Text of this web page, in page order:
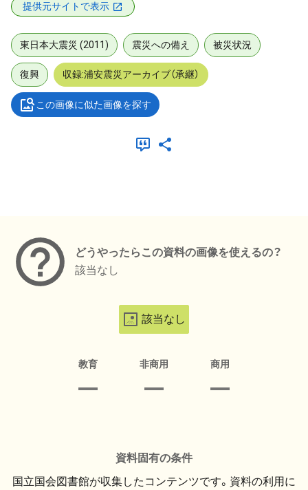
提供元サイトで表示
東日本大震災 (2011) 震災への備え 被災状況
復興 収録:浦安震災アーカイブ（承継）
この画像に似た画像を探す
どうやったらこの資料の画像を使えるの？
該当なし
該当なし
教育 非商用 商用
資料固有の条件
国立国会図書館が収集したコンテンツです。資料の利用に